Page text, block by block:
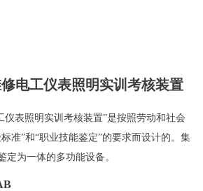
电工仪表照明实训考核装置
仪表照明实训考核装置”是按照劳动和社会
准”和“职业技能鉴定”的要求而设计的。集
定为一体的多功能设备。